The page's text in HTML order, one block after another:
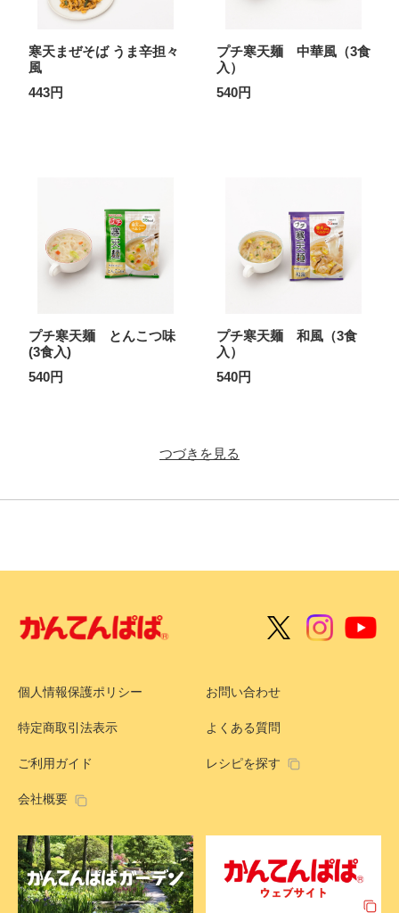
寒天まぜそば うま辛担々
風
443円
プチ寒天麺 中華風（3食
入）
540円
プチ寒天麺 とんこつ味
(3食入)
540円
プチ寒天麺 和風（3食
入）
540円
つづきを見る
個人情報保護ポリシー お問い合わせ
特定商取引法表示 よくある質問
ご利用ガイド レシピを探す
会社概要